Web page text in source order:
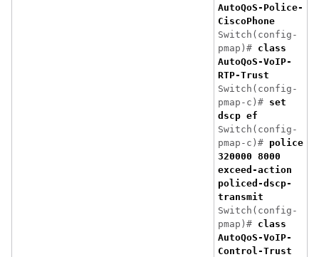
AutoQoS-Police-
CiscoPhone
Switch(config-
pmap)# class
AutoQoS-VoIP-
RTP-Trust
Switch(config-
pmap-c)# set
dscp ef
Switch(config-
pmap-c)# police
320000 8000
exceed-action
policed-dscp-
transmit
Switch(config-
pmap)# class
AutoQoS-VoIP-
Control-Trust